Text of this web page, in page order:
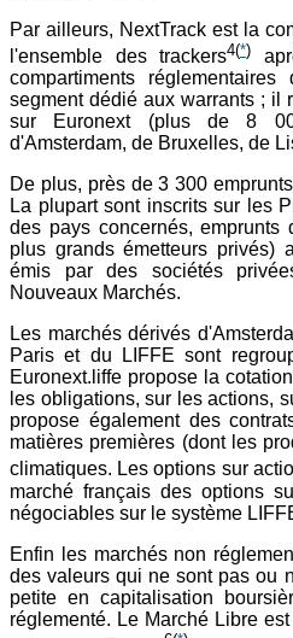
Par ailleurs, NextTrack est la
l'ensemble des trackers4(*)
compartiments
segment dédié aux warrants ; il
sur Euronext (plus de 8
d'Amsterdam, de Bruxelles, de
De plus, près de 3 300
La plupart sont inscrits sur les
des pays concernés,
plus grands émetteurs privés)
émis par des sociétés
Nouveaux Marchés.
Les marchés dérivés
Paris et du LIFFE sont
Euronext.liffe propose la
les obligations, sur les actions,
propose également des
matières premières (dont les
climatiques. Les options sur
marché français des options
négociables sur le système
Enfin les marchés non
des valeurs qui ne sont pas ou
petite en capitalisation
réglementé. Le Marché Libre